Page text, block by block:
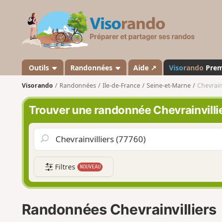
s
a
n
d
o
Outils Randonnées Aide ↗ Visorando
Visorando Randonnées Ile-de-France Seine-et-Marne
Trouver une randonnée
Filtres NOUVEAU
Randonnées Chevrainvilliers